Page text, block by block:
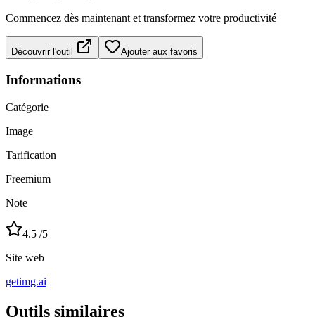
Commencez dès maintenant et transformez votre productivité
Découvrir l'outil Ajouter aux favoris
Informations
Catégorie
Image
Tarification
Freemium
Note
4.5 /5
Site web
getimg.ai
Outils similaires